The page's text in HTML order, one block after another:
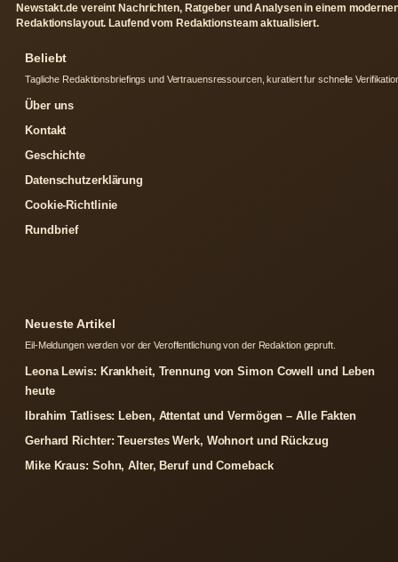
Newstakt.de vereint Nachrichten, Ratgeber und Analysen in einem
Redaktionslayout. Laufend vom Redaktionsteam aktualisiert.
Beliebt
Tagliche Redaktionsbriefings und Vertrauensressourcen, kuratiert fur schnelle
Über uns
Kontakt
Geschichte
Datenschutzerklärung
Cookie-Richtlinie
Rundbrief
Neueste Artikel
Eil-Meldungen werden vor der Veroffentlichung von der Redaktion gepruft.
Leona Lewis: Krankheit, Trennung von Simon Cowell und Leben
heute
Ibrahim Tatlises: Leben, Attentat und Vermögen – Alle Fakten
Gerhard Richter: Teuerstes Werk, Wohnort und Rückzug
Mike Kraus: Sohn, Alter, Beruf und Comeback